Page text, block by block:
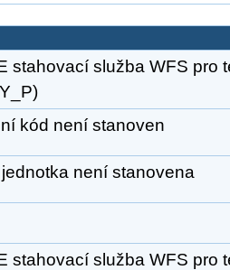
stahovací služba WFS pro
kód není stanoven
není stanovena
stahovací služba WFS pro